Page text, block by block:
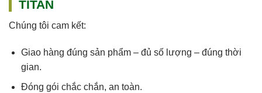
TITAN
Chúng tôi cam kết:
Giao hàng đúng sản phẩm – đủ số lượng – đúng thời
gian.
Đóng gói chắc chắn, an toàn.